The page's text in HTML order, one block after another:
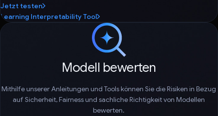
Jetzt testen
Learning Interpretability Tool
Modell bewerten
Mithilfe unserer Anleitungen und Tools können Sie die Risiken in Bezug
auf Sicherheit, Fairness und sachliche Richtigkeit von Modellen
bewerten.